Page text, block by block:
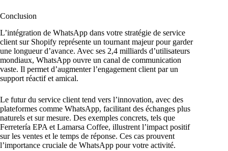
Conclusion
L’intégration de WhatsApp dans votre stratégie de service
client sur Shopify représente un tournant majeur pour garder
une longueur d’avance. Avec ses 2,4 milliards d’utilisateurs
mondiaux, WhatsApp ouvre un canal de communication
vaste. Il permet d’augmenter l’engagement client par un
support réactif et amical.
Le futur du service client tend vers l’innovation, avec des
plateformes comme WhatsApp, facilitant des échanges plus
naturels et sur mesure. Des exemples concrets, tels que
Ferretería EPA et Lamarsa Coffee, illustrent l’impact positif
sur les ventes et le temps de réponse. Ces cas prouvent
l’importance cruciale de WhatsApp pour votre activité.